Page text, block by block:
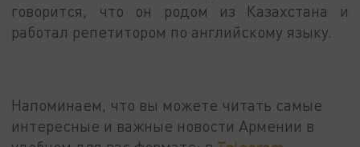
говорится, что он родом из Казахстана и
работал репетитором по английскому языку.
Напоминаем, что вы можете читать самые
интересные и важные новости Армении в